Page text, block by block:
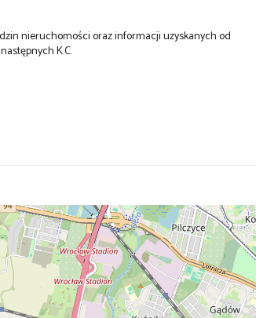
nieruchomości oraz informacji uzyskanych od
K.C.